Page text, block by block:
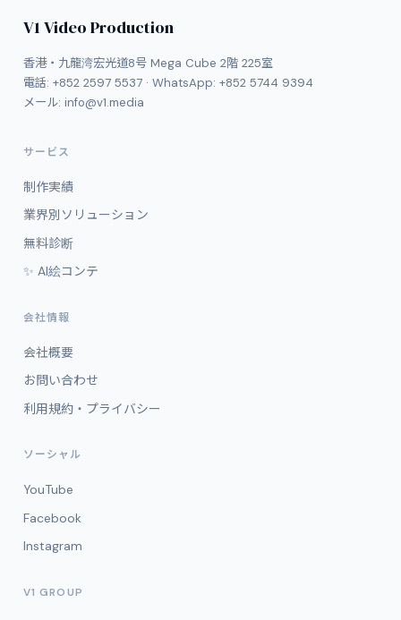
V1 Video Production
香港・九龍湾宏光道8号 Mega Cube 2階 225室
電話: +852 2597 5537· WhatsApp: +852 5744 9394
メール: info@v1.media
サービス
制作実績
業界別ソリューション
無料診断
✨ AI絵コンテ
会社情報
会社概要
お問い合わせ
利用規約・プライバシー
ソーシャル
YouTube
Facebook
Instagram
V1 GROUP